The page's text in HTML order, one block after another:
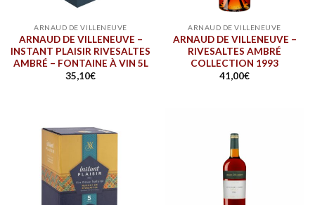
ARNAUD DE VILLENEUVE
ARNAUD DE VILLENEUVE –
INSTANT PLAISIR RIVESALTES
AMBRÉ – FONTAINE À VIN 5L
35,10€
ARNAUD DE VILLENEUVE
ARNAUD DE VILLENEUVE –
RIVESALTES AMBRÉ
COLLECTION 1993
41,00€